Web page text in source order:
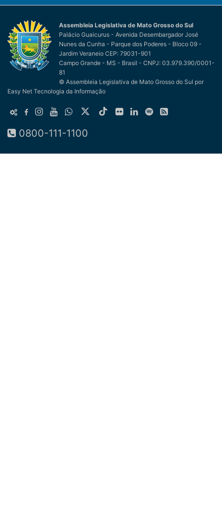
Assembleia Legislativa de Mato Grosso do Sul
Palácio Guaicurus - Avenida Desembargador José
Nunes da Cunha - Parque dos Poderes - Bloco 09 -
Jardim Veraneio CEP: 79031-901
Campo Grande - MS - Brasil - CNPJ: 03.979.390/0001-
81
© Assembleia Legislativa de Mato Grosso do Sul por
Easy Net Tecnologia da Informação
0800-111-1100